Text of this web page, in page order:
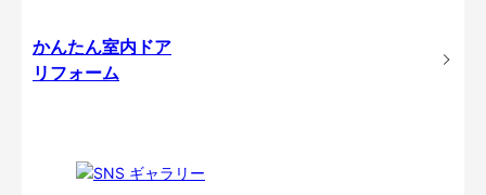
かんたん室内ドア
リフォーム